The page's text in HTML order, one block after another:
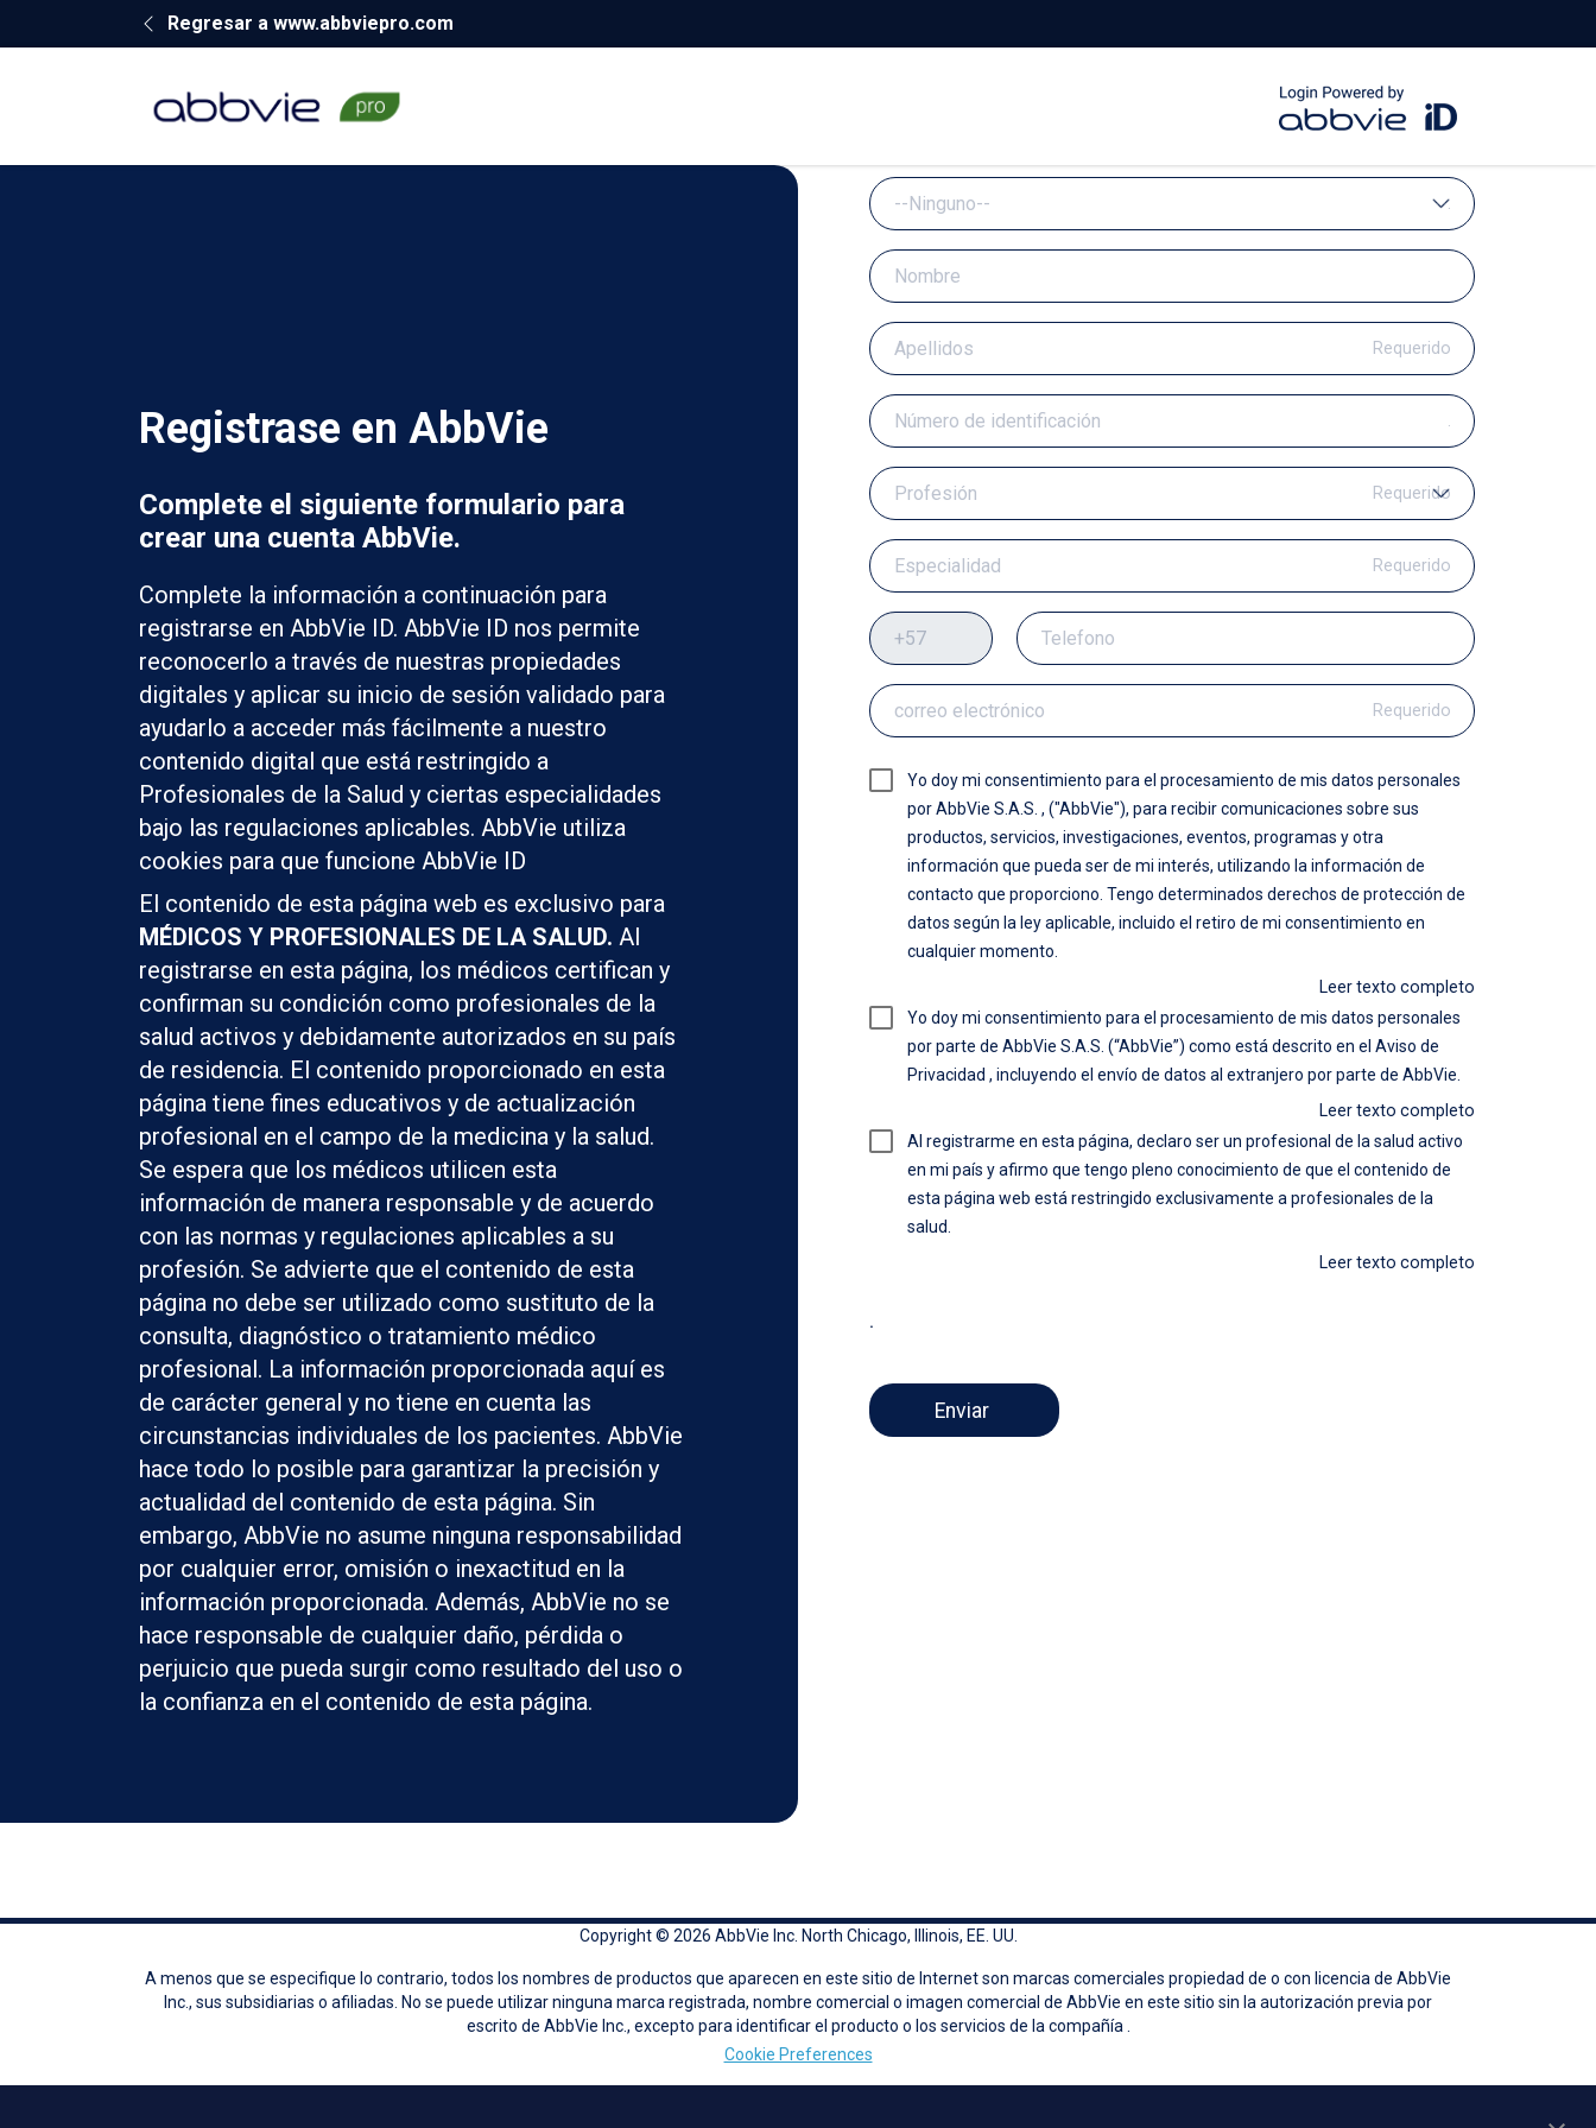
Regresar a www.abbviepro.com
Registrase en AbbVie
Complete el siguiente formulario para
crear una cuenta AbbVie.
Complete la información a continuación para
registrarse en AbbVie ID. AbbVie ID nos permite
reconocerlo a través de nuestras propiedades
digitales y aplicar su inicio de sesión validado para
ayudarlo a acceder más fácilmente a nuestro
contenido digital que está restringido a
Profesionales de la Salud y ciertas especialidades
bajo las regulaciones aplicables. AbbVie utiliza
cookies para que funcione AbbVie ID
El contenido de esta página web es exclusivo para
MÉDICOS Y PROFESIONALES DE LA SALUD. Al
registrarse en esta página, los médicos certifican y
confirman su condición como profesionales de la
salud activos y debidamente autorizados en su país
de residencia. El contenido proporcionado en esta
página tiene fines educativos y de actualización
profesional en el campo de la medicina y la salud.
Se espera que los médicos utilicen esta
información de manera responsable y de acuerdo
con las normas y regulaciones aplicables a su
profesión. Se advierte que el contenido de esta
página no debe ser utilizado como sustituto de la
consulta, diagnóstico o tratamiento médico
profesional. La información proporcionada aquí es
de carácter general y no tiene en cuenta las
circunstancias individuales de los pacientes. AbbVie
hace todo lo posible para garantizar la precisión y
actualidad del contenido de esta página. Sin
embargo, AbbVie no asume ninguna responsabilidad
por cualquier error, omisión o inexactitud en la
información proporcionada. Además, AbbVie no se
hace responsable de cualquier daño, pérdida o
perjuicio que pueda surgir como resultado del uso o
la confianza en el contenido de esta página.
.
Requerido
.
Requerido
Requerido
Requerido
Yo doy mi consentimiento para el procesamiento de mis datos personales
por AbbVie S.A.S. , ("AbbVie"), para recibir comunicaciones sobre sus
productos, servicios, investigaciones, eventos, programas y otra
información que pueda ser de mi interés, utilizando la información de
contacto que proporciono. Tengo determinados derechos de protección de
datos según la ley aplicable, incluido el retiro de mi consentimiento en
cualquier momento.
Leer texto completo
Yo doy mi consentimiento para el procesamiento de mis datos personales
por parte de AbbVie S.A.S. (“AbbVie”) como está descrito en el Aviso de
Privacidad , incluyendo el envío de datos al extranjero por parte de AbbVie.
Leer texto completo
Al registrarme en esta página, declaro ser un profesional de la salud activo
en mi país y afirmo que tengo pleno conocimiento de que el contenido de
esta página web está restringido exclusivamente a profesionales de la
salud.
Leer texto completo
.
Copyright © 2026 AbbVie Inc. North Chicago, Illinois, EE. UU.
A menos que se especifique lo contrario, todos los nombres de productos que aparecen en este sitio de Internet son marcas comerciales propiedad de o con licencia de AbbVie
Inc., sus subsidiarias o afiliadas. No se puede utilizar ninguna marca registrada, nombre comercial o imagen comercial de AbbVie en este sitio sin la autorización previa por
escrito de AbbVie Inc., excepto para identificar el producto o los servicios de la compañía .
Cookie Preferences